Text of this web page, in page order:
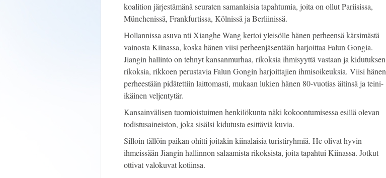
koalition järjestämänä seuraten samanlaisia tapahtumia, joita on ollut Pariisissa,
Münchenissä, Frankfurtissa, Kölnissä ja Berliinissä.
Hollannissa asuva nti Xianghe Wang kertoi yleisölle hänen perheensä kärsimästä
vainosta Kiinassa, koska hänen viisi perheenjäsentään harjoittaa Falun Gongia.
Jiangin hallinto on tehnyt kansanmurhaa, rikoksia ihmisyyttä vastaan ja kidutuksen
rikoksia, rikkoen perustavia Falun Gongin harjoittajien ihmisoikeuksia. Viisi hänen
perheestään pidätettiin laittomasti, mukaan lukien hänen 80-vuotias äitinsä ja teini-
ikäinen veljentytär.
Kansainvälisen tuomioistuimen henkilökunta näki kokoontumisessa esillä olevan
todistusaineiston, joka sisälsi kidutusta esittäviä kuvia.
Silloin tällöin paikan ohitti joitakin kiinalaisia turistiryhmiä. He olivat hyvin
ihmeissään Jiangin hallinnon salaamista rikoksista, joita tapahtui Kiinassa. Jotkut
ottivat valokuvat kotiinsa.